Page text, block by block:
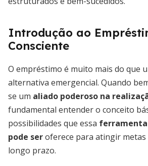
Introdução ao
Consciente
O empréstimo é muito mais do que
alternativa emergencial. Quando
se um aliado poderoso na
fundamental entender o conceito
possibilidades que essa
pode seroferece para atingir metas
longo prazo.